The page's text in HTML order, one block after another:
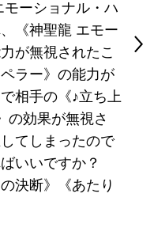
ーショナル・ハ
《神聖龍 エモー
が無視されたこ
ラー》の能力が
相手の《♪立ち上
の効果が無視さ
てしまったので
いいですか？
決断》《あたり